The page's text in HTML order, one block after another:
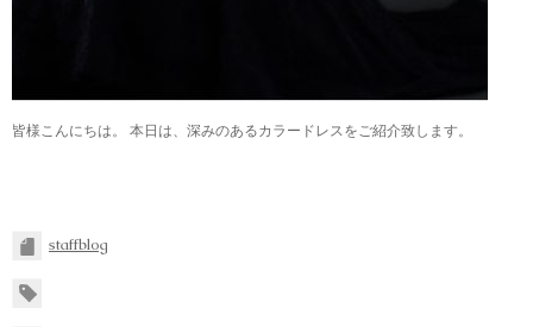
皆様こんにちは。 本日は、深みのあるカラードレスをご紹介致します。
staffblog